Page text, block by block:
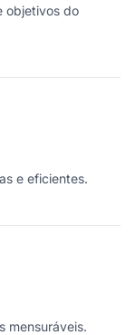
objetivos do
e eficientes.
mensuráveis.